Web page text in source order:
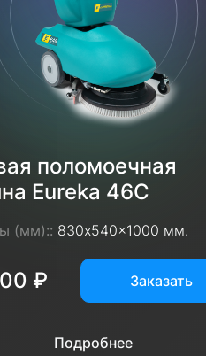
поломоечная
Eureka 46C
(мм):: 830x540x1000 мм.
₽ Заказать
Подробнее